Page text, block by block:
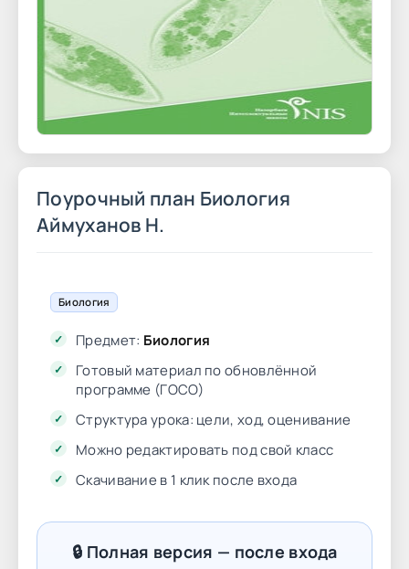
Поурочный план Биология
Аймуханов Н.
Биология
Предмет: Биология
Готовый материал по обновлённой
программе (ГОСО)
Структура урока: цели, ход, оценивание
Можно редактировать под свой класс
Скачивание в 1 клик после входа
🔒 Полная версия — после входа